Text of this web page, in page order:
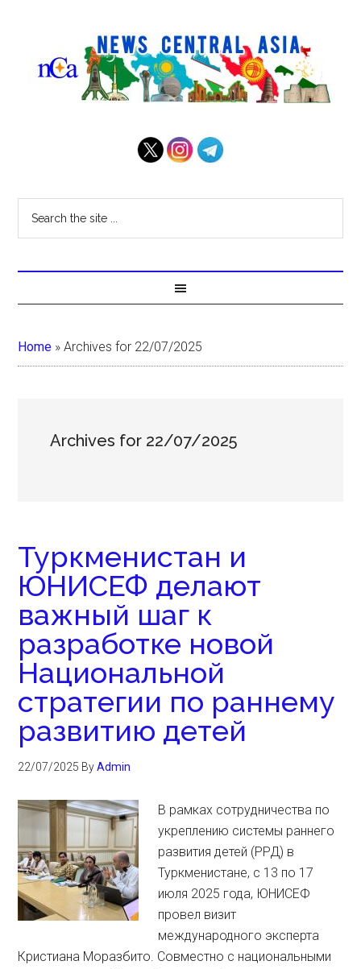
Home »Archives for 22/07/2025
Archives for 22/07/2025
Туркменистан и
ЮНИСЕФ делают
важный шаг к
разработке новой
Национальной
стратегии по раннему
развитию детей
22/07/2025 ByAdmin
В рамках сотрудничества по
укреплению системы раннего
развития детей (РРД) в
Туркменистане, с 13 по 17
июля 2025 года, ЮНИСЕФ
провел визит
международного эксперта
Кристиана Моразбито. Совместно с национальными